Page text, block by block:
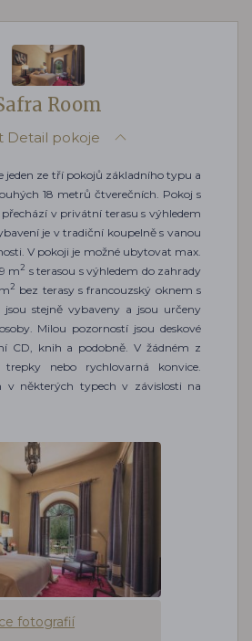
Room
Detail pokoje
jeden ze tří pokojů základního typu a
18 metrů čtverečních. Pokoj s
v privátní terasu s výhledem
je v tradiční koupelně s vanou
V pokoji je možné ubytovat max.
m2 s terasou s výhledem do zahrady
2 bez terasy s francouzský oknem s
jsou stejně vybaveny a jsou určeny
Milou pozorností jsou deskové
CD, knih a podobně. V žádném z
nebo rychlovarná konvice.
v některých typech v závislosti na
fotografií